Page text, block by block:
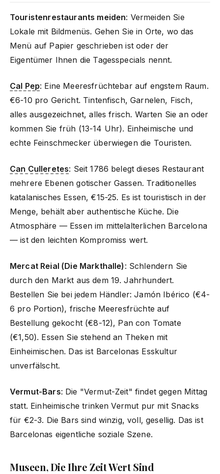
Touristenrestaurants meiden: Vermeiden Sie
Lokale mit Bildmenüs. Gehen Sie in Orte, wo das
Menü auf Papier geschrieben ist oder der
Eigentümer Ihnen die Tagesspecials nennt.
Cal Pep: Eine Meeresfrüchtebar auf engstem Raum.
€6-10 pro Gericht. Tintenfisch, Garnelen, Fisch,
alles ausgezeichnet, alles frisch. Warten Sie an oder
kommen Sie früh (13-14 Uhr). Einheimische und
echte Feinschmecker überwiegen die Touristen.
Can Culleretes: Seit 1786 belegt dieses Restaurant
mehrere Ebenen gotischer Gassen. Traditionelles
katalanisches Essen, €15-25. Es ist touristisch in der
Menge, behält aber authentische Küche. Die
Atmosphäre — Essen im mittelalterlichen Barcelona
— ist den leichten Kompromiss wert.
Mercat Reial (Die Markthalle) : Schlendern Sie
durch den Markt aus dem 19. Jahrhundert.
Bestellen Sie bei jedem Händler: Jamón Ibérico (€4-
6 pro Portion), frische Meeresfrüchte auf
Bestellung gekocht (€8-12), Pan con Tomate
(€1,50). Essen Sie stehend an Theken mit
Einheimischen. Das ist Barcelonas Esskultur
unverfälscht.
Vermut-Bars: Die "Vermut-Zeit" findet gegen Mittag
statt. Einheimische trinken Vermut pur mit Snacks
für €2-3. Die Bars sind winzig, voll, gesellig. Das ist
Barcelonas eigentliche soziale Szene.
Museen, Die Ihre Zeit Wert Sind